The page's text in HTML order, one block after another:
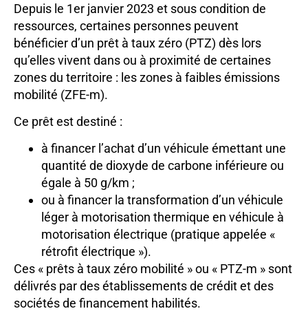
Depuis le 1er janvier 2023 et sous condition de
ressources, certaines personnes peuvent
bénéficier d’un prêt à taux zéro (PTZ) dès lors
qu’elles vivent dans ou à proximité de certaines
zones du territoire : les zones à faibles émissions
mobilité (ZFE-m).
Ce prêt est destiné :
à financer l’achat d’un véhicule émettant une
quantité de dioxyde de carbone inférieure ou
égale à 50 g/km ;
ou à financer la transformation d’un véhicule
léger à motorisation thermique en véhicule à
motorisation électrique (pratique appelée «
rétrofit électrique »).
Ces « prêts à taux zéro mobilité » ou « PTZ-m » sont
délivrés par des établissements de crédit et des
sociétés de financement habilités.